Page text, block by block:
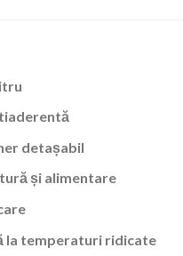
detașabil
și alimentare
la temperaturi ridicate